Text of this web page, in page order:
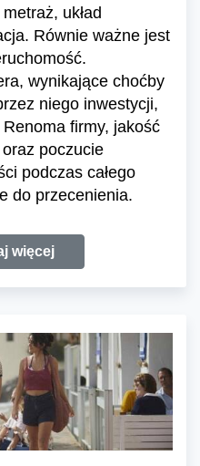
układ
Równie ważne jest
wynikające choćby
niego inwestycji,
firmy, jakość
poczucie
podczas całego
do przecenienia.
więcej